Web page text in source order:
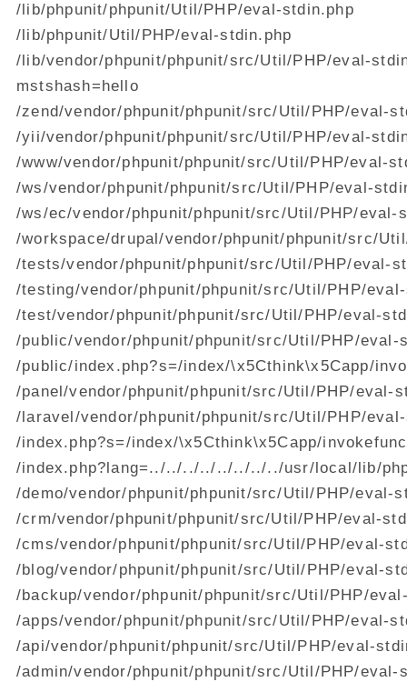
/lib/phpunit/phpunit/Util/PHP/eval-stdin.php
/lib/phpunit/Util/PHP/eval-stdin.php
/lib/vendor/phpunit/phpunit/src/Util/PHP/eval-
mstshash=hello
/zend/vendor/phpunit/phpunit/src/Util/PHP/eval-
/yii/vendor/phpunit/phpunit/src/Util/PHP/eval-
/www/vendor/phpunit/phpunit/src/Util/PHP/eval-
/ws/vendor/phpunit/phpunit/src/Util/PHP/eval-
/ws/ec/vendor/phpunit/phpunit/src/Util/PHP/eval-
/workspace/drupal/vendor/phpunit/phpunit/src/
/tests/vendor/phpunit/phpunit/src/Util/PHP/eval-
/testing/vendor/phpunit/phpunit/src/Util/PHP/
/test/vendor/phpunit/phpunit/src/Util/PHP/eval-
/public/vendor/phpunit/phpunit/src/Util/PHP/eval-
/public/index.php?s=/index/\x5Cthink\x5Capp/
/panel/vendor/phpunit/phpunit/src/Util/PHP/eval-
/laravel/vendor/phpunit/phpunit/src/Util/PHP/
/index.php?s=/index/\x5Cthink\x5Capp/
/index.php?lang=../../../../../../../../usr/local/lib/
/demo/vendor/phpunit/phpunit/src/Util/PHP/eval-
/crm/vendor/phpunit/phpunit/src/Util/PHP/eval-
/cms/vendor/phpunit/phpunit/src/Util/PHP/eval-
/blog/vendor/phpunit/phpunit/src/Util/PHP/eval-
/backup/vendor/phpunit/phpunit/src/Util/PHP/
/apps/vendor/phpunit/phpunit/src/Util/PHP/eval-
/api/vendor/phpunit/phpunit/src/Util/PHP/eval-
/admin/vendor/phpunit/phpunit/src/Util/PHP/eval-